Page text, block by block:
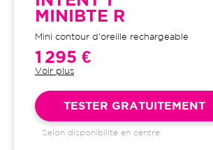
MINIBTE R
Mini contour d'oreille rechargeable
1 295 €
Voir plus
inclus : bilans auditifs, adaptation
initiale, visites de contrôle, visites
de réglages, dépannages
TESTER GRATUITEMENT
Selon disponibilité en centre